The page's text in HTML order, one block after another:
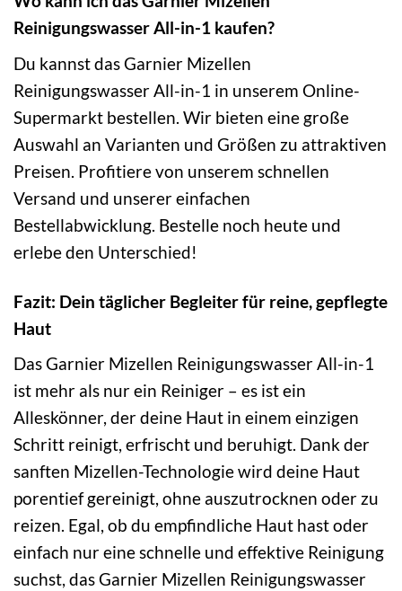
Reinigungswasser All-in-1 kaufen?
Du kannst das Garnier Mizellen
Reinigungswasser All-in-1 in unserem Online-
Supermarkt bestellen. Wir bieten eine große
Auswahl an Varianten und Größen zu attraktiven
Preisen. Profitiere von unserem schnellen
Versand und unserer einfachen
Bestellabwicklung. Bestelle noch heute und
erlebe den Unterschied!
Fazit: Dein täglicher Begleiter für reine, gepflegte
Haut
Das Garnier Mizellen Reinigungswasser All-in-1
ist mehr als nur ein Reiniger – es ist ein
Alleskönner, der deine Haut in einem einzigen
Schritt reinigt, erfrischt und beruhigt. Dank der
sanften Mizellen-Technologie wird deine Haut
porentief gereinigt, ohne auszutrocknen oder zu
reizen. Egal, ob du empfindliche Haut hast oder
einfach nur eine schnelle und effektive Reinigung
suchst, das Garnier Mizellen Reinigungswasser